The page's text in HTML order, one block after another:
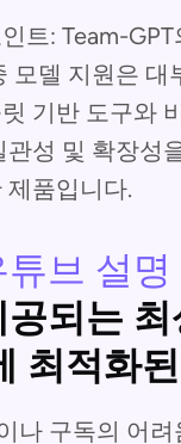
트: Team-
모델 지원은 대
기반 도구와
성 및 확장성
제품입니다.
브 설명
되는 최
최적화
나 구독의 어려